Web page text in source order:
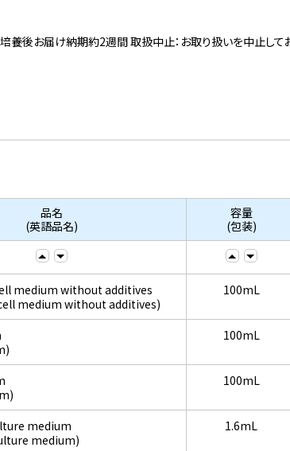
後お届け納期約2週間 取扱中止：お取り扱いを中止してお
品名
(英語品名)
容量
(包装)
medium without additives
medium without additives)
100mL
100mL
100mL
medium
medium)
1.6mL